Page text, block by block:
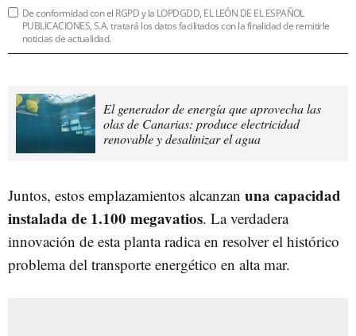
De conformidad con el RGPD y la LOPDGDD, EL LEÓN DE EL ESPAÑOL
PUBLICACIONES, S.A. tratará los datos facilitados con la finalidad de remitirle
noticias de actualidad.
El generador de energía que aprovecha las
olas de Canarias: produce electricidad
renovable y desalinizar el agua
Juntos, estos emplazamientos alcanzan una capacidad
instalada de 1.100 megavatios. La verdadera
innovación de esta planta radica en resolver el histórico
problema del transporte energético en alta mar.